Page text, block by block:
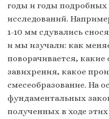
годы и годы
исследований.
1-10 мм сдувались
и мы изучали: как
поворачивается, какие
завихрения, какое
смесеобразование. На
фундаментальных
полученных в ходе